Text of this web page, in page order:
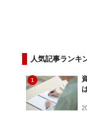
人気記事ランキ
1